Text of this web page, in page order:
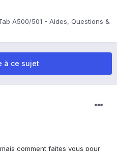
A500/501 - Aides, Questions &
à ce sujet
comment faites vous pour